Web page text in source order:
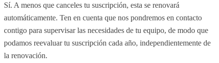
Sí. A menos que canceles tu suscripción, esta se renovará
automáticamente. Ten en cuenta que nos pondremos en contacto
contigo para supervisar las necesidades de tu equipo, de modo que
podamos reevaluar tu suscripción cada año, independientemente de
la renovación.